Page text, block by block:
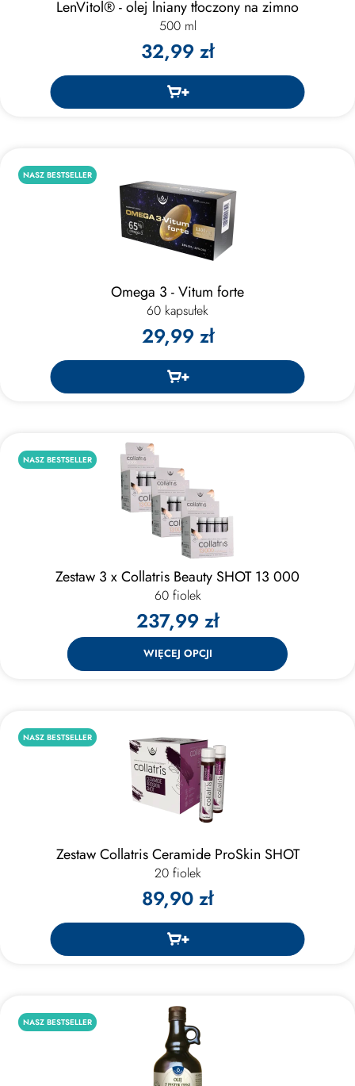
LenVitol® - olej lniany tłoczony na zimno
500 ml
32,99 zł
NASZ BESTSELLER
Omega 3 - Vitum forte
60 kapsułek
29,99 zł
NASZ BESTSELLER
Zestaw 3 x Collatris Beauty SHOT 13 000
60 fiolek
237,99 zł
WIĘCEJ OPCJI
NASZ BESTSELLER
Zestaw Collatris Ceramide ProSkin SHOT
20 fiolek
89,90 zł
NASZ BESTSELLER